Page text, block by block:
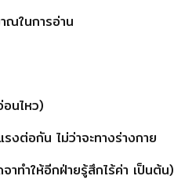
ณในการอ่าน
นไหว)
งต่อกัน ไม่ว่าจะทางร่างกาย
ทำให้อีกฝ่ายรู้สึกไร้ค่า เป็นต้น)